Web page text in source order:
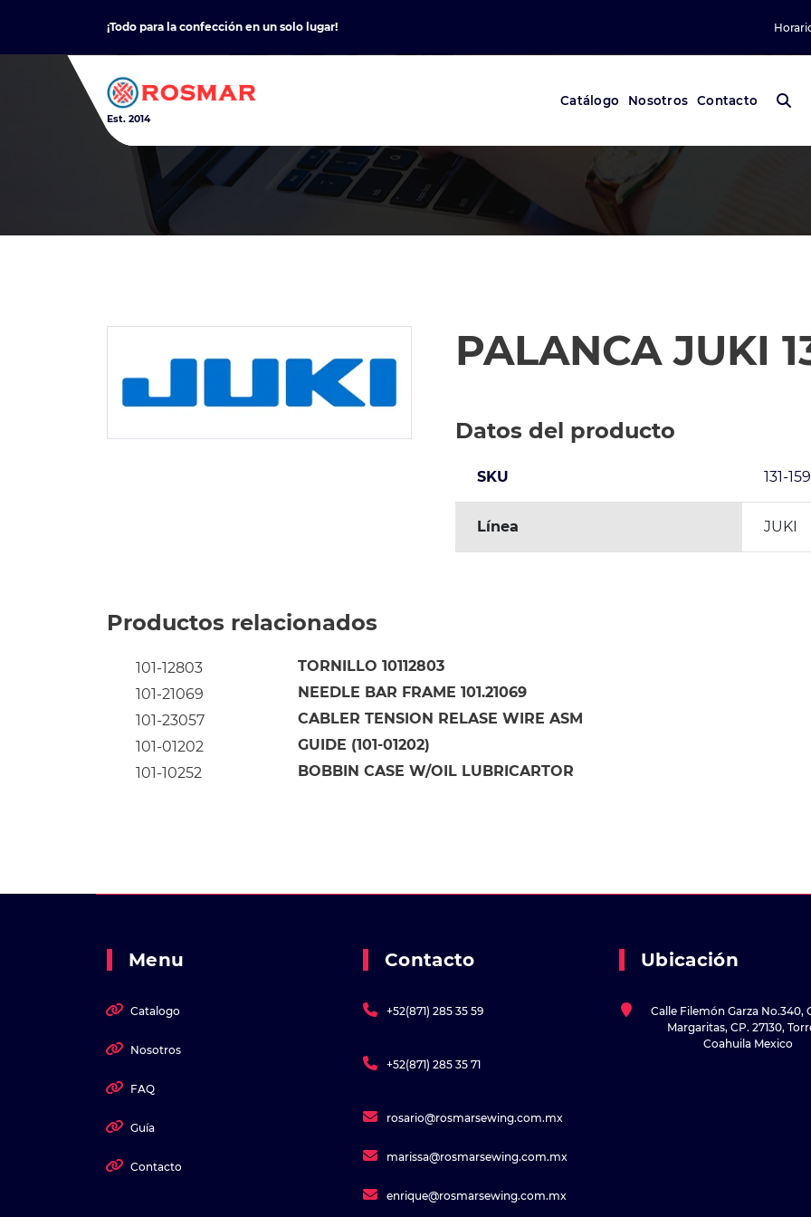
content
¡Todo para la confección en un solo lugar!
Est. 2014
Catálogo Nosotros Contacto
PALANCA JUKI
Datos del producto
SKU 131-
Línea JUKI
Productos relacionados
101-12803 TORNILLO 10112803
101-21069
NEEDLE BAR FRAME 101.21069
101-23057
CABLER TENSION RELASE WIRE ASM
101-01202
GUIDE (101-01202)
101-10252
BOBBIN CASE W/OIL LUBRICARTOR
Menu
Catalogo
Nosotros
FAQ
Guía
Contacto
Contacto
+52(871) 285 35 59
+52(871) 285 35 71
rosario@rosmarsewing.com.mx
marissa@rosmarsewing.com.mx
enrique@rosmarsewing.com.mx
Ubicación
Calle Filemón Garza No.340,
Margaritas, CP. 27130,
Coahuila Mexico